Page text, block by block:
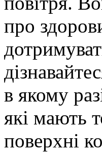
про
в якому
які мають
поверхні